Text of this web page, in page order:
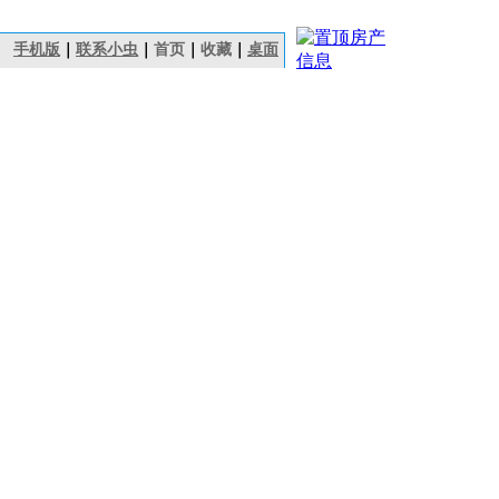
手机版 联系小虫 首页 收藏 桌面